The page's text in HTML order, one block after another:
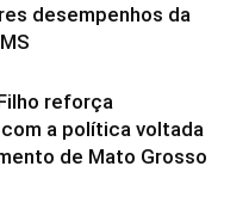
desempenhos da
reforça
a política voltada
de Mato Grosso